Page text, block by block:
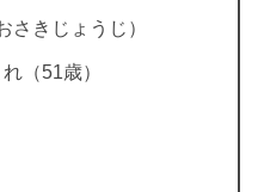
さきじょうじ）
（51歳）